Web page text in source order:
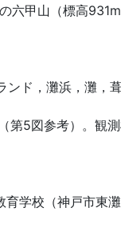
六甲山（標高
ド，灘浜，灘，
第5図参考）。観
学校（神戸市東